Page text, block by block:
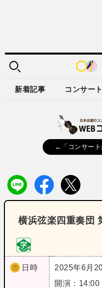
新着記事 コンサー
←「コンサート
横浜弦楽四重奏団
日時
2025年6月
開演：14:00